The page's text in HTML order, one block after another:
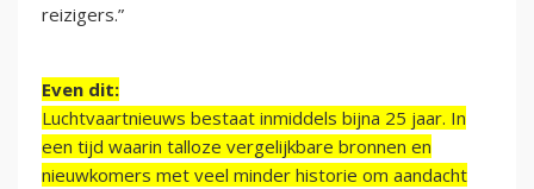
reizigers.”
Even dit:
Luchtvaartnieuws bestaat inmiddels bijna 25 jaar. In
een tijd waarin talloze vergelijkbare bronnen en
nieuwkomers met veel minder historie om aandacht